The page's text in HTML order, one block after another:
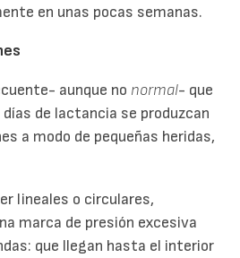
en unas pocas semanas.
aunque no normal- que
de lactancia se produzcan
a modo de pequeñas heridas,
lineales o circulares,
marca de presión excesiva
que llegan hasta el interior